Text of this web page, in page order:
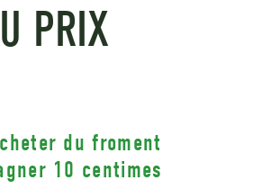
PRIX
du froment
10 centimes